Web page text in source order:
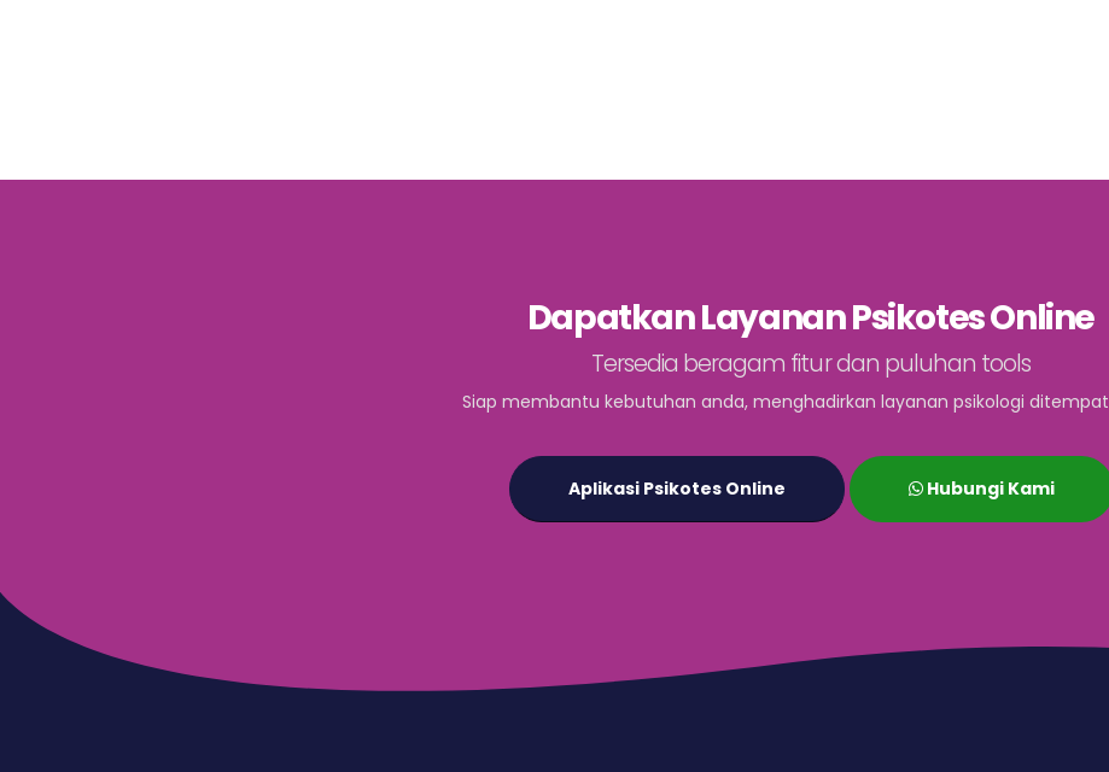
Dapatkan Layanan Psikotes Online
Tersedia beragam fitur dan puluhan tools
Siap membantu kebutuhan anda, menghadirkan layanan psikologi
Aplikasi Psikotes Online Hubungi Kami